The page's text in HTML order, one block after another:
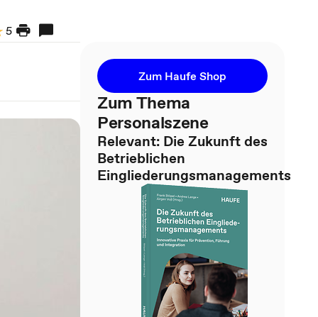
5
Zum Haufe Shop
Zum Thema
Personalszene
Relevant: Die Zukunft des
Betrieblichen
Eingliederungsmanagements